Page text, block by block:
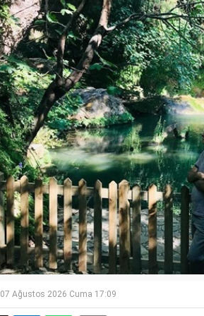
07 Ağustos 2026 Cuma 17:09